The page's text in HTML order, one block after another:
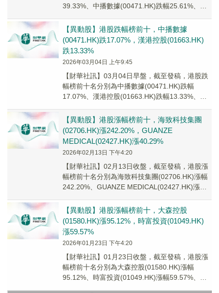
39.33%、中播數據(00471.HK)跌幅25.61%、天
【異動股】港股跌幅榜前十，中播數據
(00471.HK)跌17.07%，漢港控股(01663.HK)
跌13.33%
2026年03月04日 上午9:45
【財華社訊】03月04日早盤，截至發稿，港股跌
幅榜前十名分別為中播數據(00471.HK)跌幅
17.07%、漢港控股(01663.HK)跌幅13.33%、中
【異動股】港股漲幅榜前十，海致科技集團
(02706.HK)漲242.20%，GUANZE
MEDICAL(02427.HK)漲40.29%
2026年02月13日 下午4:20
【財華社訊】02月13日收盤，截至發稿，港股漲
幅榜前十名分別為海致科技集團(02706.HK)漲幅
242.20%、GUANZE MEDICAL(02427.HK)漲幅
【異動股】港股漲幅榜前十，大森控股
(01580.HK)漲95.12%，時富投資(01049.HK)
漲59.57%
2026年01月23日 下午4:20
【財華社訊】01月23日收盤，截至發稿，港股漲
幅榜前十名分別為大森控股(01580.HK)漲幅
95.12%、時富投資(01049.HK)漲幅59.57%、鈞